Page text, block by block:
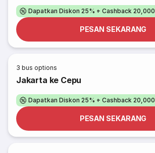
Dapatkan Diskon 25% + Cashback 20,000
PESAN SEKARANG
3 bus options
Jakarta ke Cepu
Dapatkan Diskon 25% + Cashback 20,000
PESAN SEKARANG